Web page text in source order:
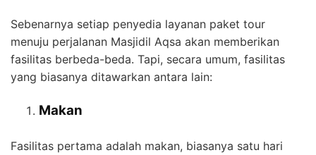
Sebenarnya setiap penyedia layanan paket tour
menuju perjalanan Masjidil Aqsa akan memberikan
fasilitas berbeda-beda. Tapi, secara umum, fasilitas
yang biasanya ditawarkan antara lain:
Makan
Fasilitas pertama adalah makan, biasanya satu hari